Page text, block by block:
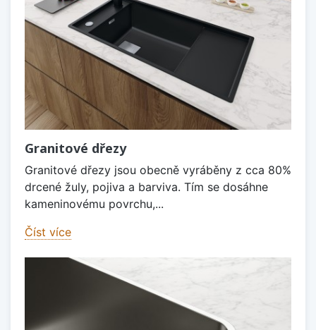
Granitové dřezy
Granitové dřezy jsou obecně vyráběny z cca 80%
drcené žuly, pojiva a barviva. Tím se dosáhne
kameninovému povrchu,...
Číst více